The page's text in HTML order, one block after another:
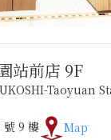
站前店 9F
Taoyuan
號 9 樓
Map